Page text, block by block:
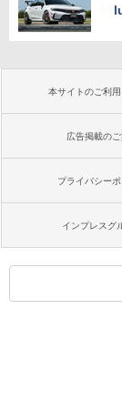
本サイトのご利
広告掲載の
プライバシー
インプレスグ